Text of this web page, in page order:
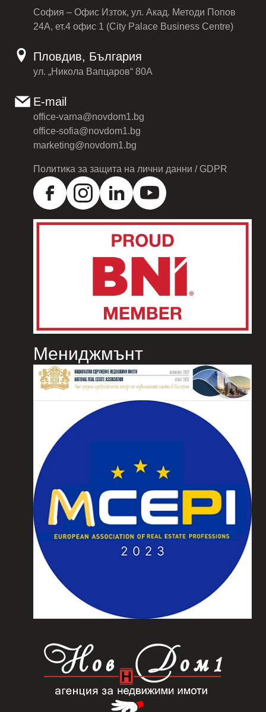
София – Офис Изток, ул. Акад. Методи Попов
24А, ет.4 офис 1 (City Palace Business Centre)
Пловдив, България
ул. „Никола Вапцаров“ 80А
E-mail
office-varna@novdom1.bg
office-sofia@novdom1.bg
marketing@novdom1.bg
Политика за защита на лични данни / GDPR
Мениджмънт